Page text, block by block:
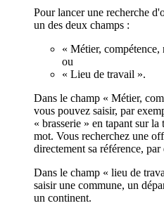
Pour lancer une recherche
un des deux champs :
« Métier,
ou
« Lieu de travail ».
Dans le champ « Métier,
vous pouvez saisir, par
« brasserie » en tapant sur
mot. Vous recherchez une
directement sa référence,
Dans le champ « lieu de
saisir une commune, un
un continent.